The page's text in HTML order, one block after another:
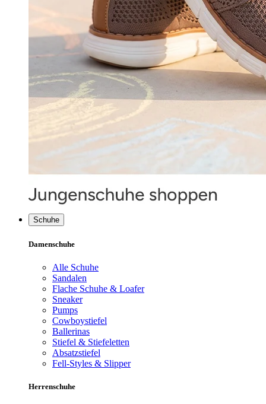
Schuhe
Damenschuhe
Alle Schuhe
Sandalen
Flache Schuhe & Loafer
Sneaker
Pumps
Cowboystiefel
Ballerinas
Stiefel & Stiefeletten
Absatzstiefel
Fell-Styles & Slipper
Herrenschuhe